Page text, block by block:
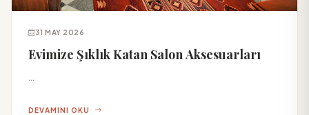
31 MAY 2026
Evimize Şıklık Katan Salon Aksesuarları
...
DEVAMINI OKU